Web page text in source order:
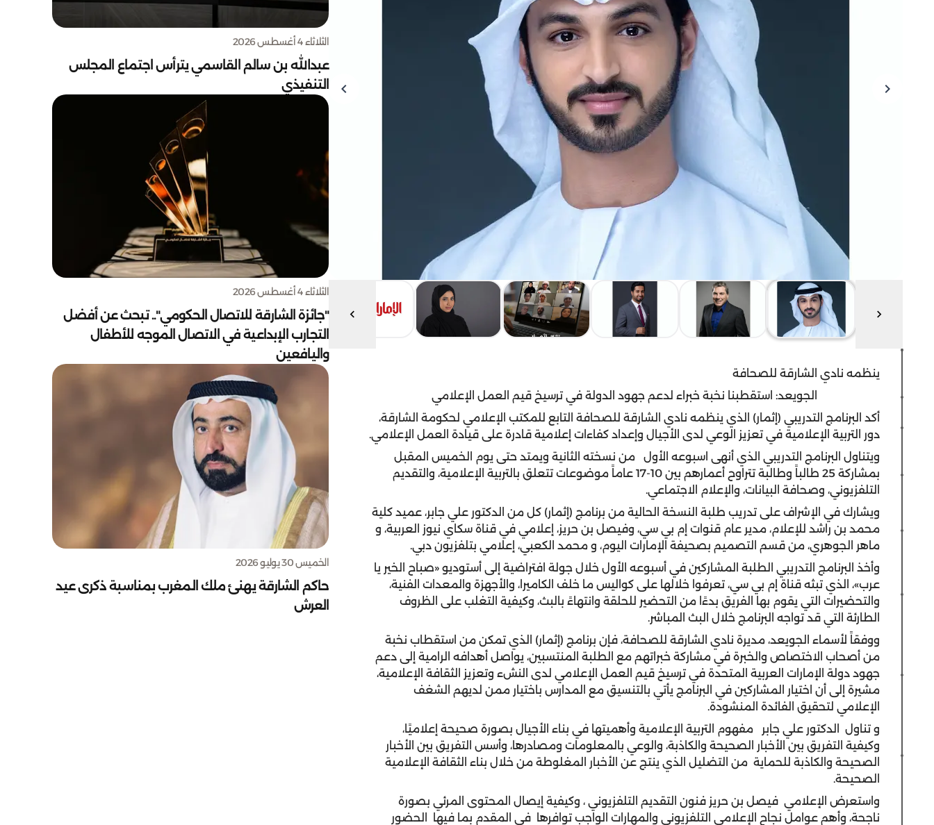
ينظمه نادي الشارقة للصحافة
الجويعد: استقطبنا نخبة خبراء لدعم جهود الدولة في ترسيخ قيم العمل الإعلامي
أكد البرنامج التدريبي (إثمار) الذي ينظمه نادي الشارقة للصحافة التابع للمكتب الإعلامي لحكومة الشارقة،
دور التربية الإعلامية في تعزيز الوعي لدى الأجيال وإعداد كفاءات إعلامية قادرة على قيادة العمل الإعلامي.
ويتناول البرنامج التدريبي الذي أنهى اسبوعه الأول من نسخته الثانية ويمتد حتى يوم الخميس المقبل
بمشاركة 25 طالباً وطالبة تتراوح أعمارهم بين 10-17 عاماً موضوعات تتعلق بالتربية الإعلامية، والتقديم
التلفزيوني، وصحافة البيانات، والإعلام الاجتماعي.
ويشارك في الإشراف على تدريب طلبة النسخة الحالية من برنامج (إثمار) كل من الدكتور علي جابر، عميد كلية
محمد بن راشد للإعلام، مدير عام قنوات إم بي سي، وفيصل بن حريز، إعلامي في قناة سكاي نيوز العربية، و
ماهر الجوهري، من قسم التصميم بصحيفة الإمارات اليوم، و محمد الكعبي، إعلامي بتلفزيون دبي.
وأخذ البرنامج التدريبي الطلبة المشاركين في أسبوعه الأول خلال جولة افتراضية إلى أستوديو «صباح الخير يا
عرب»، الذي تبثه قناة إم بي سي، تعرفوا خلالها على كواليس ما خلف الكاميرا، والأجهزة والمعدات الفنية،
والتحضيرات التي يقوم بها الفريق بدءًا من التحضير للحلقة وانتهاءً بالبث، وكيفية التغلب على الظروف
الطارئة التي قد تواجه البرنامج خلال البث المباشر.
ووفقاً لأسماء الجويعد، مديرة نادي الشارقة للصحافة، فإن برنامج (إثمار) الذي تمكن من استقطاب نخبة
من أصحاب الاختصاص والخبرة في مشاركة خبراتهم مع الطلبة المنتسبين، يواصل أهدافه الرامية إلى دعم
جهود دولة الإمارات العربية المتحدة في ترسيخ قيم العمل الإعلامي لدى النشء وتعزيز الثقافة الإعلامية،
مشيرة إلى أن اختيار المشاركين في البرنامج يأتي بالتنسيق مع المدارس باختيار ممن لديهم الشغف
الإعلامي لتحقيق الفائدة المنشودة.
و تناول الدكتور علي جابر مفهوم التربية الإعلامية وأهميتها في بناء الأجيال بصورة صحيحة إعلاميًا،
وكيفية التفريق بين الأخبار الصحيحة والكاذبة، والوعي بالمعلومات ومصادرها، وأسس التفريق بين الأخبار
الصحيحة والكاذبة للحماية من التضليل الذي ينتج عن الأخبار المغلوطة من خلال بناء الثقافة الإعلامية
الصحيحة.
واستعرض الإعلامي فيصل بن حريز فنون التقديم التلفزيوني ، وكيفية إيصال المحتوى المرئي بصورة
ناجحة، وأهم عوامل نجاح الإعلامي التلفزيوني والمهارات الواجب توافرها في المقدم بما فيها الحضور
الثلاثاء 4 أغسطس 2026
عبدالله بن سالم القاسمي يترأس اجتماع المجلس
التنفيذي
الثلاثاء 4 أغسطس 2026
"جائزة الشارقة للاتصال الحكومي".. تبحث عن أفضل
التجارب الإبداعية في الاتصال الموجه للأطفال
واليافعين
الخميس 30 يوليو 2026
حاكم الشارقة يهنئ ملك المغرب بمناسبة ذكرى عيد
العرش